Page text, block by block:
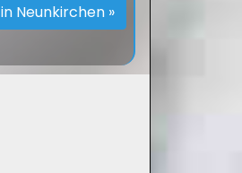
Neunkirchen »